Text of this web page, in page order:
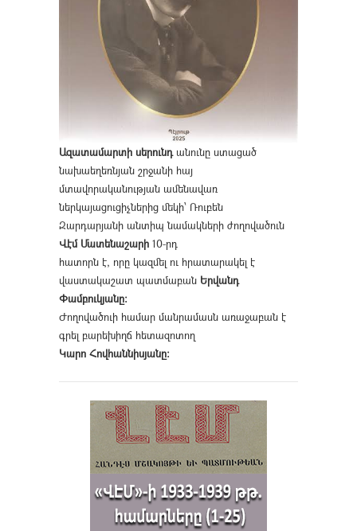
Ազատամարտի սերունդանունը ստացած
նախաեղեռնյան շրջանի հայ
մտավորականության ամենավառ
ներկայացուցիչներից մեկի՝ Ռուբեն
Զարդարյանի անտիպ նամակների ժողովածուն
Վէմ Մատենաշարի 10-րդ
հատորն է, որը կազմել ու հրատարակել է
վաստակաշատ պատմաբան Երվանդ
Փամբուկյանը։
Ժողովածուի համար մանրամասն առաջաբան է
գրել բարեխիղճ հետազոտող
Կարո Հովհաննիսյանը։